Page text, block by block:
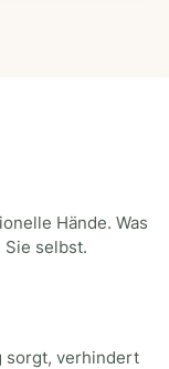
Hände. Was
selbst.
sorgt, verhindert